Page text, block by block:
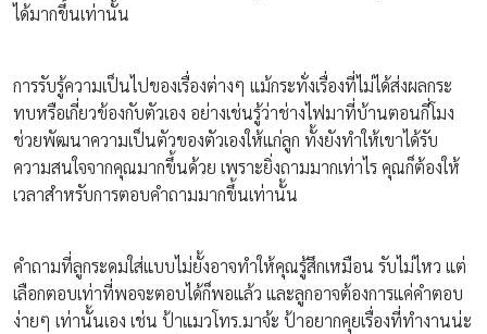
ได้มากขึ้นเท่านั้น
การรับรู้ความเป็นไปของเรื่องต่างๆ แม้กระทั่งเรื่องที่ไม่ได้ส่งผลกระ
ทบหรือเกี่ยวข้องกับตัวเอง อย่างเช่นรู้ว่าช่างไฟมาที่บ้านตอนกี่โมง
ช่วยพัฒนาความเป็นตัวของตัวเองให้แก่ลูก ทั้งยังทำให้เขาได้รับ
ความสนใจจากคุณมากขึ้นด้วย เพราะยิ่งถามมากเท่าไร คุณก็ต้องให้
เวลาสำหรับการตอบคำถามมากขึ้นเท่านั้น
คำถามที่ลูกระดมใส่แบบไม่ยั้งอาจทำให้คุณรู้สึกเหมือน รับไม่ไหว แต่
เลือกตอบเท่าที่พอจะตอบได้ก็พอแล้ว และลูกอาจต้องการแค่คำตอบ
ง่ายๆ เท่านั้นเอง เช่น ป้าแมวโทร.มาจ้ะ ป้าอยากคุยเรื่องที่ทำงานน่ะ